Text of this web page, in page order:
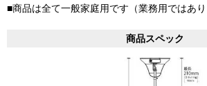
■商品は全て一般家庭用です（業務用ではあり
商品スペック